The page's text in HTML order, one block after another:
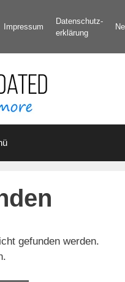
Impressum
Datenschutz­
erklärung
gefunden werden.